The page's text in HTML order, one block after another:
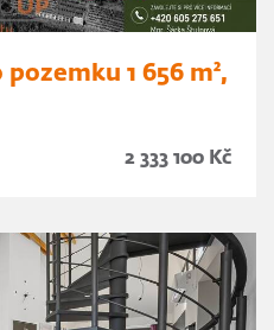
1 656 m²,
2 333 100 Kč